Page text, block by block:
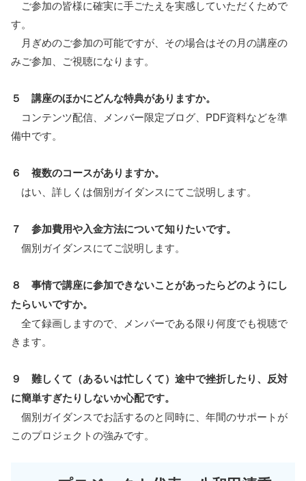
ご参加の皆様に確実に手ごたえを実感していただくためで
す。
月ぎめのご参加の可能ですが、その場合はその月の講座の
みご参加、ご視聴になります。
５ 講座のほかにどんな特典がありますか。
コンテンツ配信、メンバー限定ブログ、PDF資料などを準
備中です。
６ 複数のコースがありますか。
はい、詳しくは個別ガイダンスにてご説明します。
７ 参加費用や入金方法について知りたいです。
個別ガイダンスにてご説明します。
８ 事情で講座に参加できないことがあったらどのようにし
たらいいですか。
全て録画しますので、メンバーである限り何度でも視聴で
きます。
９ 難しくて（あるいは忙しくて）途中で挫折したり、反対
に簡単すぎたりしないか心配です。
個別ガイダンスでお話するのと同時に、年間のサポートが
このプロジェクトの強みです。